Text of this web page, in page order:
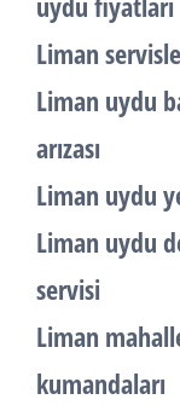
Liman
Liman uydu
arızası
Liman uydu
Liman uydu
servisi
Liman
kumandaları